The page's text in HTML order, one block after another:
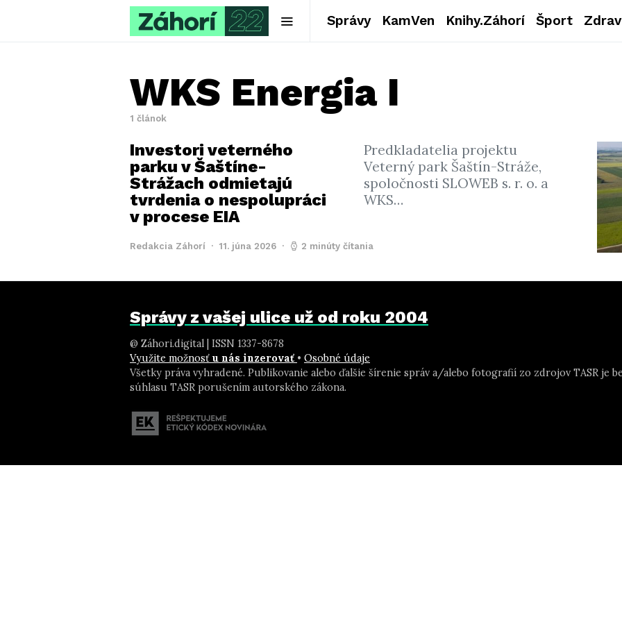
Správy KamVen Knihy.Záhorí Šport
WKS Energia I
1 článok
Investori veterného
parku v Šaštíne-
Strážach odmietajú
tvrdenia o nespolupráci
v procese EIA
Predkladatelia projektu
Veterný park Šaštín-Stráže,
spoločnosti SLOWEB s. r. o. a
WKS…
Redakcia Záhorí 11. júna 2026 2 minúty čítania
Správy z vašej ulice už od roku 2004
@ Záhori.digital | ISSN 1337-8678
Využite možnosť u nás inzerovať • Osobné údaje
Všetky práva vyhradené. Publikovanie alebo ďalšie šírenie správ a/alebo fotografií zo zdrojov TASR je
súhlasu TASR porušením autorského zákona.